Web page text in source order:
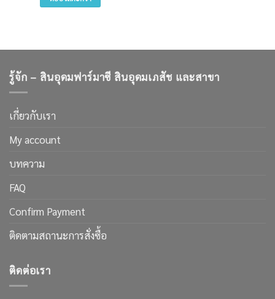
รู้จัก – สินอุดมฟาร์มาซี สินอุดมเภสัช และสาขา
เกี่ยวกับเรา
My account
บทความ
FAQ
Confirm Payment
ติดตามสถานะการสั่งซื้อ
ติดต่อเรา